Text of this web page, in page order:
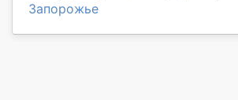
Запорожье